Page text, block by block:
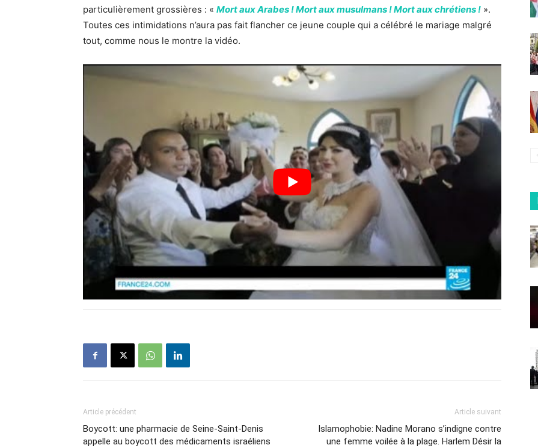
particulièrement grossières : « Mort aux Arabes ! Mort aux musulmans ! Mort aux chrétiens ! ».
Toutes ces intimidations n’aura pas fait flancher ce jeune couple qui a célébré le mariage malgré
tout, comme nous le montre la vidéo.
Article précédent
Boycott: une pharmacie de Seine-Saint-Denis
appelle au boycott des médicaments israéliens
Article suivant
Islamophobie: Nadine Morano s’indigne contre
une femme voilée à la plage. Harlem Désir la